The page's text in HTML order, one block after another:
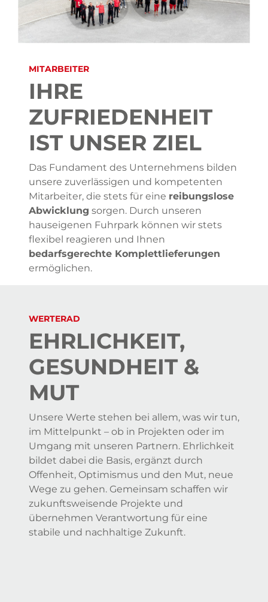
MITARBEITER
IHRE
ZUFRIEDENHEIT
IST UNSER ZIEL
Das Fundament des Unternehmens bilden
unsere zuverlässigen und kompetenten
Mitarbeiter, die stets für eine reibungslose
Abwicklung sorgen. Durch unseren
hauseigenen Fuhrpark können wir stets
flexibel reagieren und Ihnen
bedarfsgerechte Komplettlieferungen
ermöglichen.
WERTERAD
EHRLICHKEIT,
GESUNDHEIT &
MUT
Unsere Werte stehen bei allem, was wir tun,
im Mittelpunkt – ob in Projekten oder im
Umgang mit unseren Partnern. Ehrlichkeit
bildet dabei die Basis, ergänzt durch
Offenheit, Optimismus und den Mut, neue
Wege zu gehen. Gemeinsam schaffen wir
zukunftsweisende Projekte und
übernehmen Verantwortung für eine
stabile und nachhaltige Zukunft.